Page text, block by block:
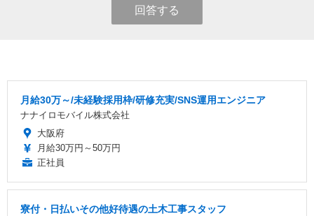
回答する
月給30万～/未経験採用枠/研修充実/SNS運用エンジニア
ナナイロモバイル株式会社
大阪府
月給30万円～50万円
正社員
寮付・日払いその他好待遇の土木工事スタッフ